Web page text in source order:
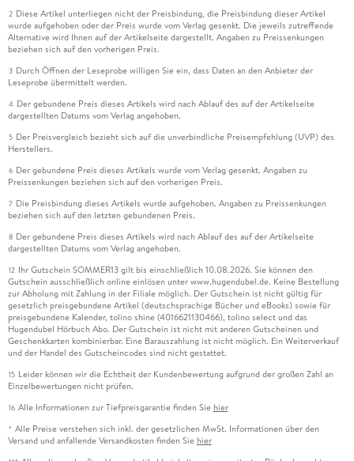
2 Diese Artikel unterliegen nicht der Preisbindung, die Preisbindung dieser Artikel
wurde aufgehoben oder der Preis wurde vom Verlag gesenkt. Die jeweils zutreffende
Alternative wird Ihnen auf der Artikelseite dargestellt. Angaben zu Preissenkungen
beziehen sich auf den vorherigen Preis.
3 Durch Öffnen der Leseprobe willigen Sie ein, dass Daten an den Anbieter der
Leseprobe übermittelt werden.
4 Der gebundene Preis dieses Artikels wird nach Ablauf des auf der Artikelseite
dargestellten Datums vom Verlag angehoben.
5 Der Preisvergleich bezieht sich auf die unverbindliche Preisempfehlung (UVP) des
Herstellers.
6 Der gebundene Preis dieses Artikels wurde vom Verlag gesenkt. Angaben zu
Preissenkungen beziehen sich auf den vorherigen Preis.
7 Die Preisbindung dieses Artikels wurde aufgehoben. Angaben zu Preissenkungen
beziehen sich auf den letzten gebundenen Preis.
8 Der gebundene Preis dieses Artikels wird nach Ablauf des auf der Artikelseite
dargestellten Datums vom Verlag angehoben.
12 Ihr Gutschein SOMMER13 gilt bis einschließlich 10.08.2026. Sie können den
Gutschein ausschließlich online einlösen unter www.hugendubel.de. Keine Bestellung
zur Abholung mit Zahlung in der Filiale möglich. Der Gutschein ist nicht gültig für
gesetzlich preisgebundene Artikel (deutschsprachige Bücher und eBooks) sowie für
preisgebundene Kalender, tolino shine (4016621130466), tolino select und das
Hugendubel Hörbuch Abo. Der Gutschein ist nicht mit anderen Gutscheinen und
Geschenkkarten kombinierbar. Eine Barauszahlung ist nicht möglich. Ein Weiterverkauf
und der Handel des Gutscheincodes sind nicht gestattet.
15 Leider können wir die Echtheit der Kundenbewertung aufgrund der großen Zahl an
Einzelbewertungen nicht prüfen.
16 Alle Informationen zur Tiefpreisgarantie finden Sie hier
* Alle Preise verstehen sich inkl. der gesetzlichen MwSt. Informationen über den
Versand und anfallende Versandkosten finden Sie hier